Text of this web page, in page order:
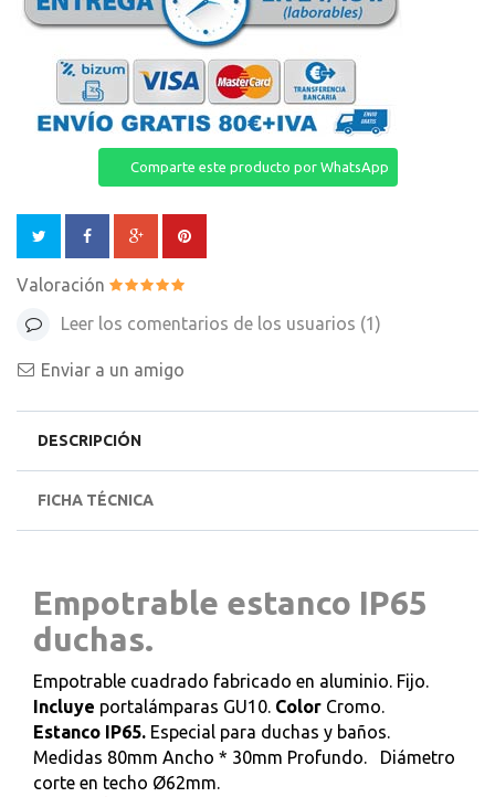
Comparte este producto por WhatsApp
Valoración
Leer los comentarios de los usuarios (1)
Enviar a un amigo
DESCRIPCIÓN
FICHA TÉCNICA
Empotrable estanco IP65
duchas.
Empotrable cuadrado fabricado en aluminio. Fijo.
Incluye portalámparas GU10. Color Cromo.
Estanco IP65. Especial para duchas y baños.
Medidas 80mm Ancho * 30mm Profundo. Diámetro
corte en techo Ø62mm.